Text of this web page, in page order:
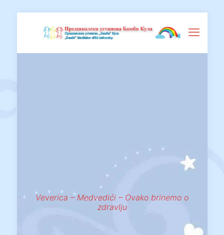
Veverica – Medvedići – Ovako brinemo o
zdravlju